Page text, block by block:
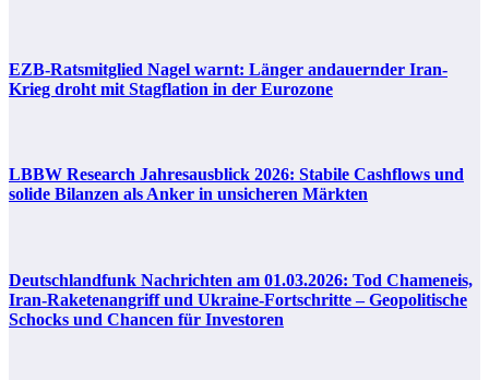
EZB-Ratsmitglied Nagel warnt: Länger andauernder Iran-
Krieg droht mit Stagflation in der Eurozone
LBBW Research Jahresausblick 2026: Stabile Cashflows und
solide Bilanzen als Anker in unsicheren Märkten
Deutschlandfunk Nachrichten am 01.03.2026: Tod Chameneis,
Iran-Raketenangriff und Ukraine-Fortschritte – Geopolitische
Schocks und Chancen für Investoren